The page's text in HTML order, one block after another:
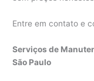
Entre em contato e
Serviços de
São Paulo